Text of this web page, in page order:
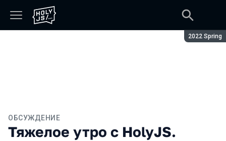
Сезон:
2022 Spring
ОБСУЖДЕНИЕ
Тяжелое утро с HolyJS.